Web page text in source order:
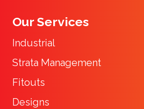
Our Services
Industrial
Strata Management
Fitouts
Designs